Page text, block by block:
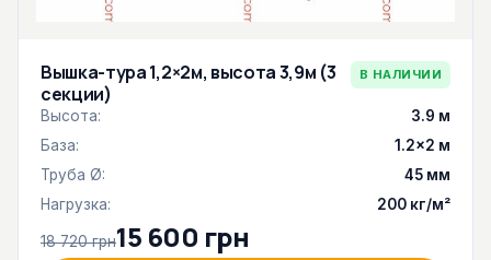
Вышка-тура 1,2×2м, высота 3,9м (3
секции)
В НАЛИЧИИ
Высота:
3.9 м
База:
1.2×2 м
Труба Ø:
45 мм
Нагрузка:
200 кг/м²
18 720 грн15 600 грн